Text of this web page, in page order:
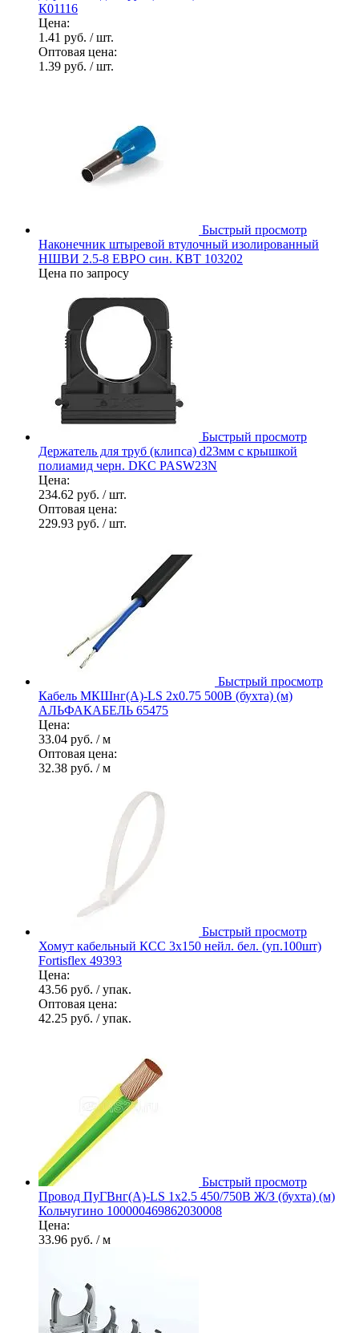
К01116
Цена:
1.41 руб. / шт.
Оптовая цена:
1.39 руб. / шт.
Быстрый просмотр
Наконечник штыревой втулочный изолированный
НШВИ 2.5-8 ЕВРО син. КВТ 103202
Цена по запросу
Быстрый просмотр
Держатель для труб (клипса) d23мм с крышкой
полиамид черн. DKC PASW23N
Цена:
234.62 руб. / шт.
Оптовая цена:
229.93 руб. / шт.
Быстрый просмотр
Кабель МКШнг(А)-LS 2х0.75 500В (бухта) (м)
АЛЬФАКАБЕЛЬ 65475
Цена:
33.04 руб. / м
Оптовая цена:
32.38 руб. / м
Быстрый просмотр
Хомут кабельный КСС 3х150 нейл. бел. (уп.100шт)
Fortisflex 49393
Цена:
43.56 руб. / упак.
Оптовая цена:
42.25 руб. / упак.
Быстрый просмотр
Провод ПуГВнг(А)-LS 1х2.5 450/750В Ж/З (бухта) (м)
Кольчугино 100000469862030008
Цена:
33.96 руб. / м